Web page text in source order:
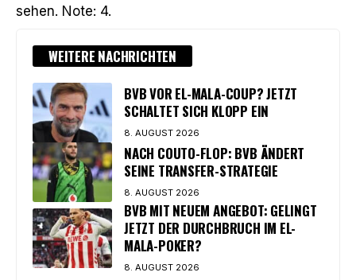
sehen. Note: 4.
WEITERE NACHRICHTEN
BVB VOR EL-MALA-COUP? JETZT
SCHALTET SICH KLOPP EIN
8. AUGUST 2026
NACH COUTO-FLOP: BVB ÄNDERT
SEINE TRANSFER-STRATEGIE
8. AUGUST 2026
BVB MIT NEUEM ANGEBOT: GELINGT
JETZT DER DURCHBRUCH IM EL-
MALA-POKER?
8. AUGUST 2026